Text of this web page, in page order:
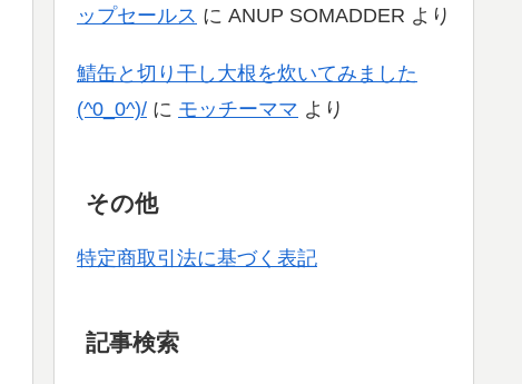
ップセールス に ANUP SOMADDER より
鯖缶と切り干し大根を炊いてみました
(^0_0^)/ に モッチーママ より
その他
特定商取引法に基づく表記
記事検索